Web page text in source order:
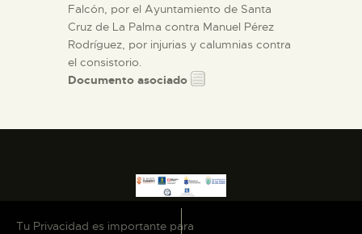
Falcón, por el Ayuntamiento de Santa
Cruz de La Palma contra Manuel Pérez
Rodríguez, por injurias y calumnias contra
el consistorio.
Documento asociado
Tu Privacidad es importante para